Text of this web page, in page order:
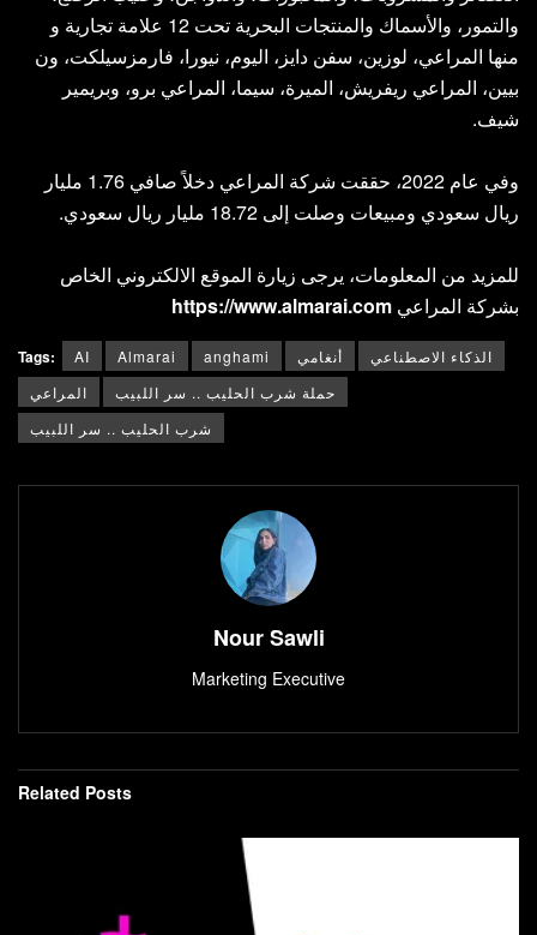
والتمور، والأسماك والمنتجات البحرية تحت 12 علامة تجارية و
منها المراعي، لوزين، سفن دايز، اليوم، نيورا، فارمزسيلكت، ون
بيين، المراعي ريفريش، الميرة، سيما، المراعي برو، وبريمير
شيف.
وفي عام 2022، حققت شركة المراعي دخلاً صافي 1.76 مليار
ريال سعودي ومبيعات وصلت إلى 18.72 مليار ريال سعودي.
للمزيد من المعلومات، يرجى زيارة الموقع الالكتروني الخاص
بشركة المراعي https://www.almarai.com
Tags: AI Almarai anghami أنغامي
الذكاء الاصطناعي
المراعي
حملة شرب الحليب .. سر اللبيب
شرب الحليب .. سر اللبيب
Nour Sawli
Marketing Executive
Related Posts